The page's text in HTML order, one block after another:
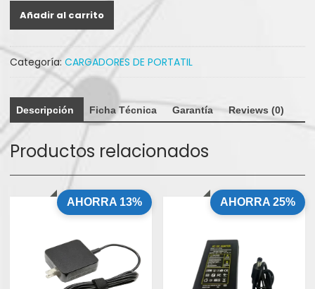
CARGADOR
FINA
19V
3.42A
cantidad
Añadir al carrito
Categoría: CARGADORES DE PORTATIL
Descripción Ficha Técnica Garantía Reviews (0)
Productos relacionados
AHORRA 13% AHORRA 25%